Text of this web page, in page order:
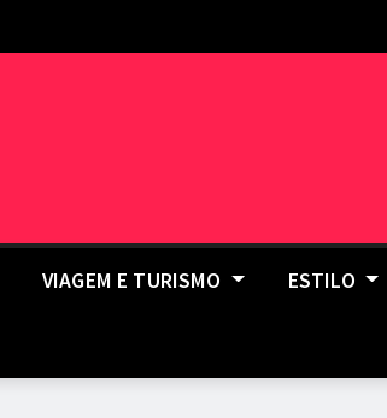
VIAGEM E TURISMO ESTILO